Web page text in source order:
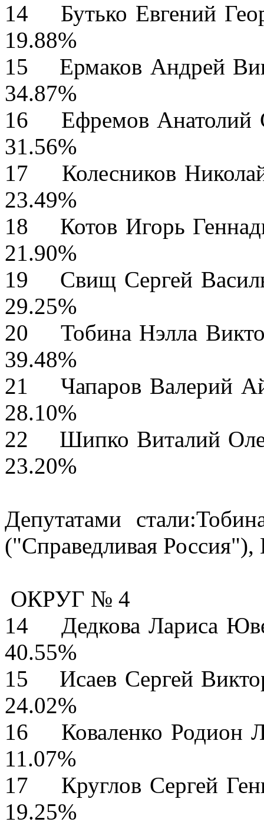
14 Бутько
19.88%
15 Ермаков
34.87%
16 Ефремов
31.56%
17 Колесников
23.49%
18 Котов
21.90%
19 Свищ
29.25%
20 Тобина
39.48%
21 Чапаров
28.10%
22 Шипко
23.20%
Депутатами
("Справедливая
ОКРУГ № 4
14 Дедкова
40.55%
15 Исаев
24.02%
16 Коваленко
11.07%
17 Круглов
19.25%